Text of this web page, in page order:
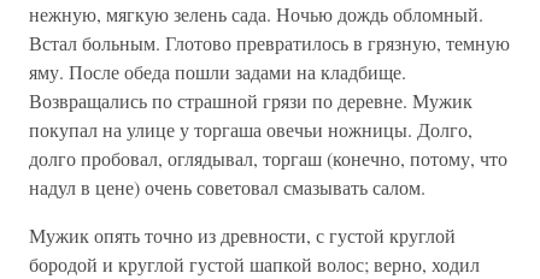
нежную, мягкую зелень сада. Ночью дождь обломный.
Встал больным. Глотово превратилось в грязную, темную
яму. После обеда пошли задами на кладбище.
Возвращались по страшной грязи по деревне. Мужик
покупал на улице у торгаша овечьи ножницы. Долго,
долго пробовал, оглядывал, торгаш (конечно, потому, что
надул в цене) очень советовал смазывать салом.
Мужик опять точно из древности, с густой круглой
бородой и круглой густой шапкой волос; верно, ходил